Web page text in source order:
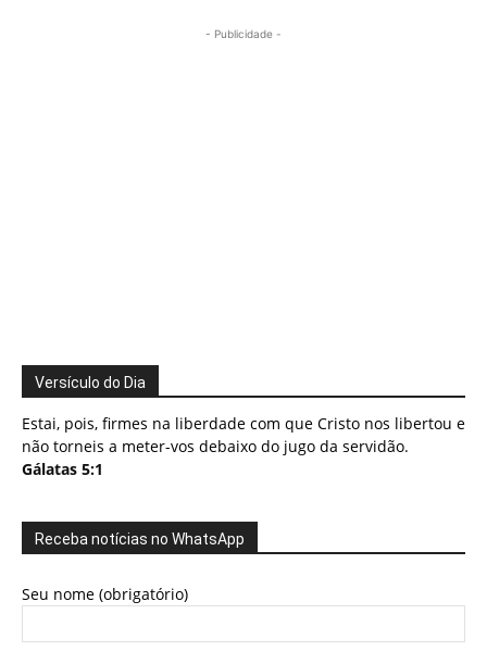
- Publicidade -
Versículo do Dia
Estai, pois, firmes na liberdade com que Cristo nos libertou e
não torneis a meter-vos debaixo do jugo da servidão.
Gálatas 5:1
Receba notícias no WhatsApp
Seu nome (obrigatório)